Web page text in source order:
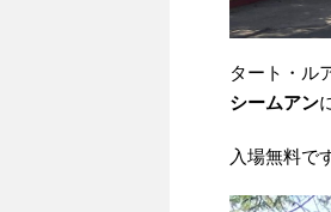
タート・ル
シームアン
入場無料で